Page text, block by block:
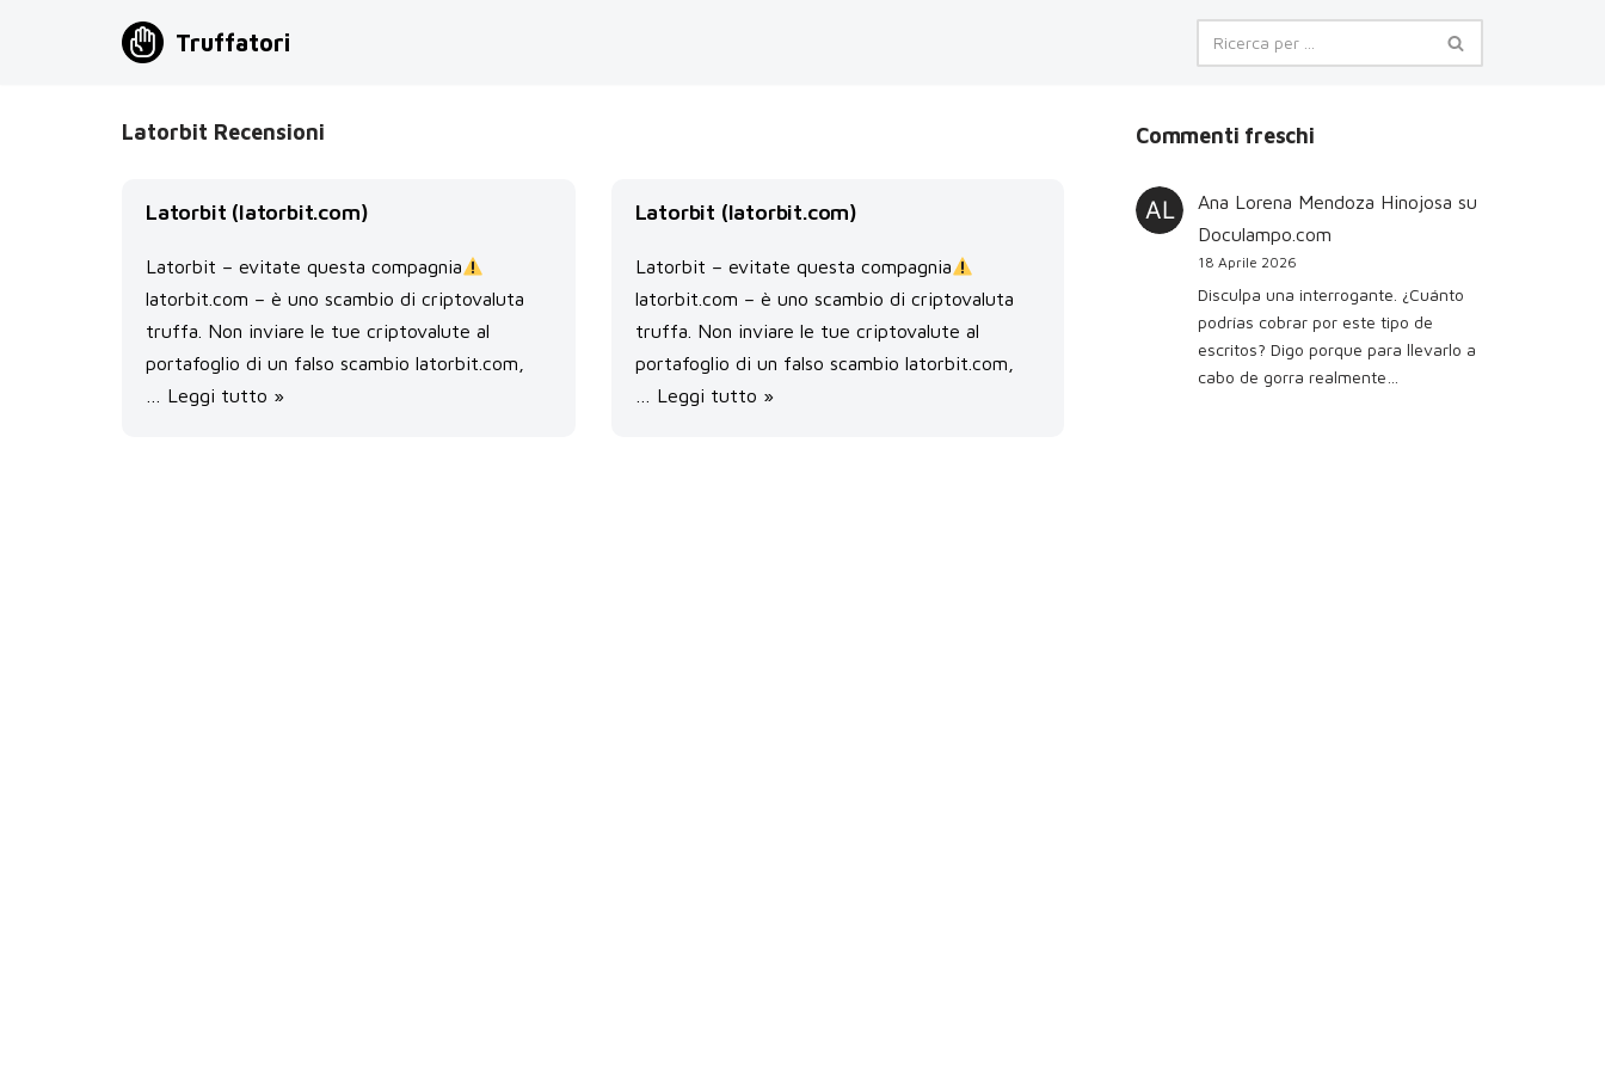
Truffatori
Latorbit Recensioni
Latorbit (latorbit.com)
Latorbit – evitate questa compagnia
latorbit.com – è uno scambio di criptovaluta
truffa. Non inviare le tue criptovalute al
portafoglio di un falso scambio latorbit.com,
Leggi tutto »
Latorbit (latorbit.com)
Latorbit – evitate questa compagnia
latorbit.com – è uno scambio di criptovaluta
truffa. Non inviare le tue criptovalute al
portafoglio di un falso scambio latorbit.com,
Leggi tutto »
Commenti freschi
Ana Lorena Mendoza Hinojosa su
Doculampo.com
18 Aprile 2026
Disculpa una interrogante. ¿Cuánto
podrías cobrar por este tipo de
escritos? Digo porque para llevarlo a
cabo de gorra realmente…